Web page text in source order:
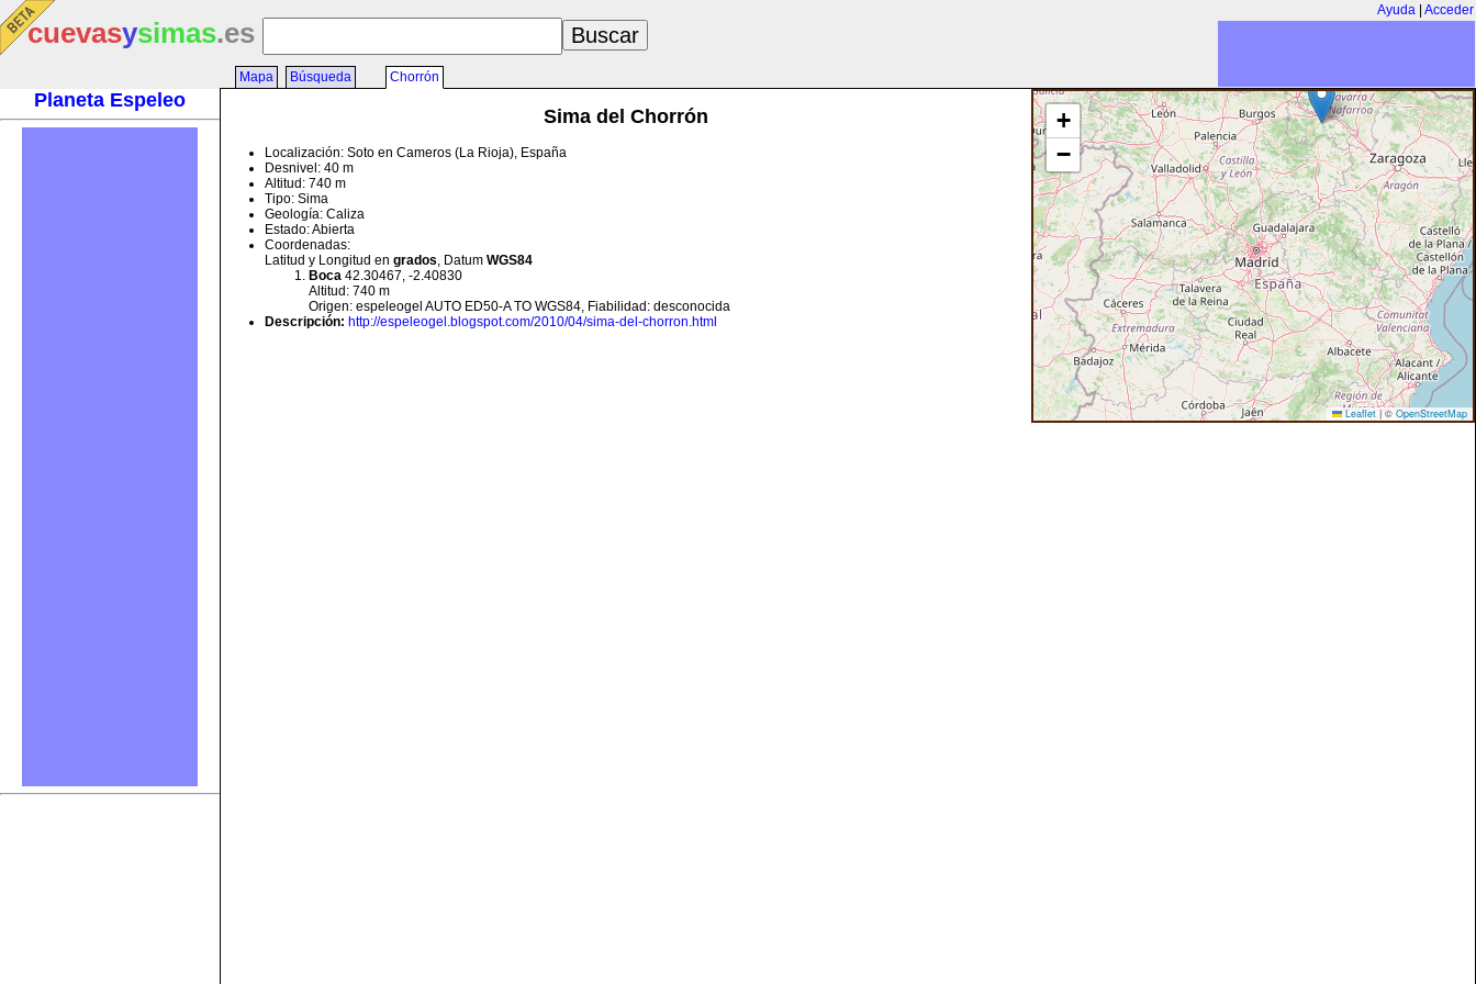
Ayuda Acceder
cuevasysimas.es
Planeta Espeleo
Mapa Búsqueda Chorrón
+
−
Leaflet | © OpenStreetMap
Sima del Chorrón
Localización: Soto en Cameros (La Rioja), España
Desnivel: 40 m
Altitud: 740 m
Tipo: Sima
Geología: Caliza
Estado: Abierta
Coordenadas:
Latitud y Longitud en grados, Datum WGS84
Boca 42.30467, -2.40830
Altitud: 740 m
Origen: espeleogel AUTO ED50-A TO WGS84, Fiabilidad: desconocida
Descripción: http://espeleogel.blogspot.com/2010/04/sima-del-chorron.html